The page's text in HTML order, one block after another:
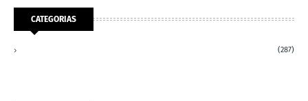
CATEGORIAS
(287)